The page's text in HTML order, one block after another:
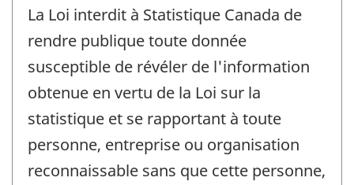
La Loi interdit à Statistique Canada de
rendre publique toute donnée
susceptible de révéler de l'information
obtenue en vertu de la Loi sur la
statistique et se rapportant à toute
personne, entreprise ou organisation
reconnaissable sans que cette personne,